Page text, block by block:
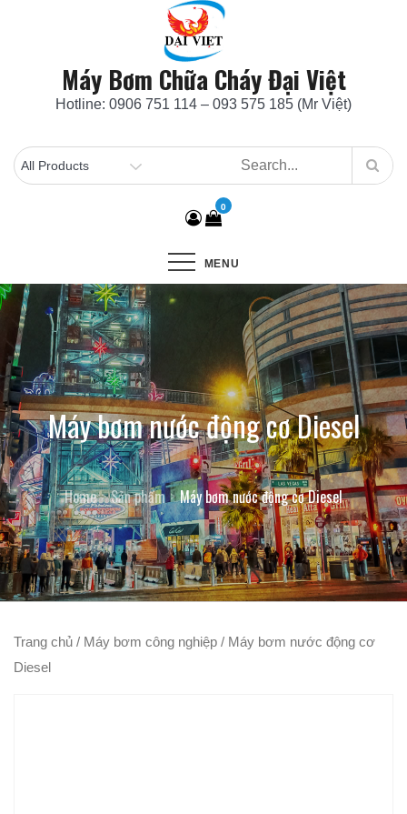
Máy Bơm Chữa Cháy Đại Việt
Hotline: 0906 751 114 – 093 575 185 (Mr Việt)
0
MENU
Máy bơm nước động cơ Diesel
Home Sản phẩm Máy bơm nước động cơ Diesel
Trang chủ / Máy bơm công nghiệp / Máy bơm nước động cơ
Diesel